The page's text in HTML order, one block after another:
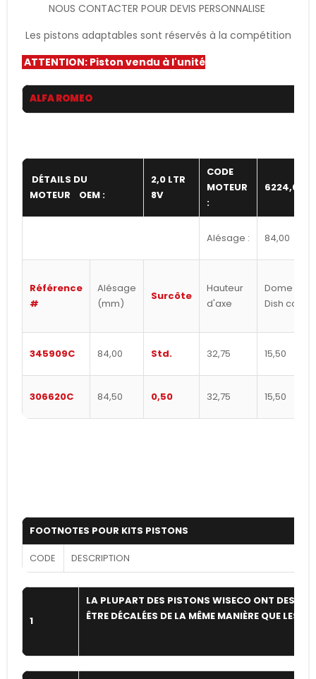
NOUS CONTACTER POUR DEVIS PERSONNALISE
Les pistons adaptables sont réservés à la compétition
ATTENTION: Piston vendu à l'unité
ALFA ROMEO
DÉTAILS DU
MOTEUR OEM :
2,0 LTR
8V
CODE
MOTEUR
:
6224,00
Alésage : 84,00
Référence
#
Alésage
(mm)
Surcôte
Hauteur
d'axe
Dome /
Dish cc's
345909C 84,00 Std. 32,75 15,50
306620C 84,50 0,50 32,75 15,50
FOOTNOTES POUR KITS PISTONS
CODE DESCRIPTION
1
LA PLUPART DES PISTONS WISECO ONT DES
ÊTRE DÉCALÉES DE LA MÊME MANIÈRE QUE LES